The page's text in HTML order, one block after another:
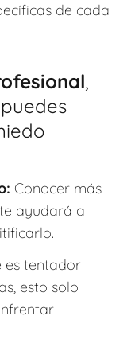
de cada
,
Conocer más
ayudará a
es tentador
esto solo